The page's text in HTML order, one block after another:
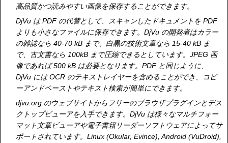
高品質かつ読みやすい画像を保存することができます。
DjVu は PDF の代替として、スキャンしたドキュメントを PDF
よりも小さなファイルに保存できます。DjVu の開発者はカラー
の雑誌なら 40-70 kB まで、白黒の技術文章なら 15-40 kB ま
で、古文書なら 100kB まで圧縮できるとしています。JPEG 画
像であれば 500 kB は必要となります。PDF と同じように、
DjVu には OCR のテキストレイヤーを含めることができ、コピ
ーアンドペーストやテキスト検索が簡単にできます。
djvu.org のウェブサイトからフリーのブラウザプラグインとデス
クトップビューアを入手できます。DjVu は様々なマルチフォー
マット文章ビューアや電子書籍リーダーソフトウェアによってサ
ポートされています。Linux (Okular, Evince), Android (VuDroid),